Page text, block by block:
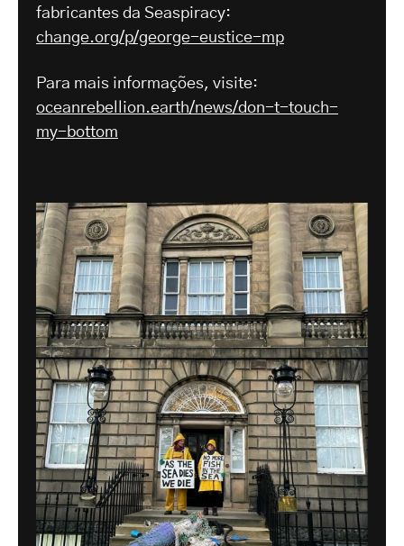
fabricantes da Seaspiracy:
change.org/p/george-eustice-mp
Para mais informações, visite:
oceanrebellion.earth/news/don-t-touch-
my-bottom